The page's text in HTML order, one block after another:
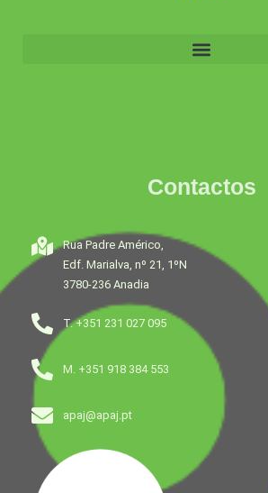
Contactos
Rua Padre Américo,
Edf. Marialva, nº 21, 1ºN
3780-236 Anadia
T. +351 231 027 095
M. +351 918 384 553
apaj@apaj.pt